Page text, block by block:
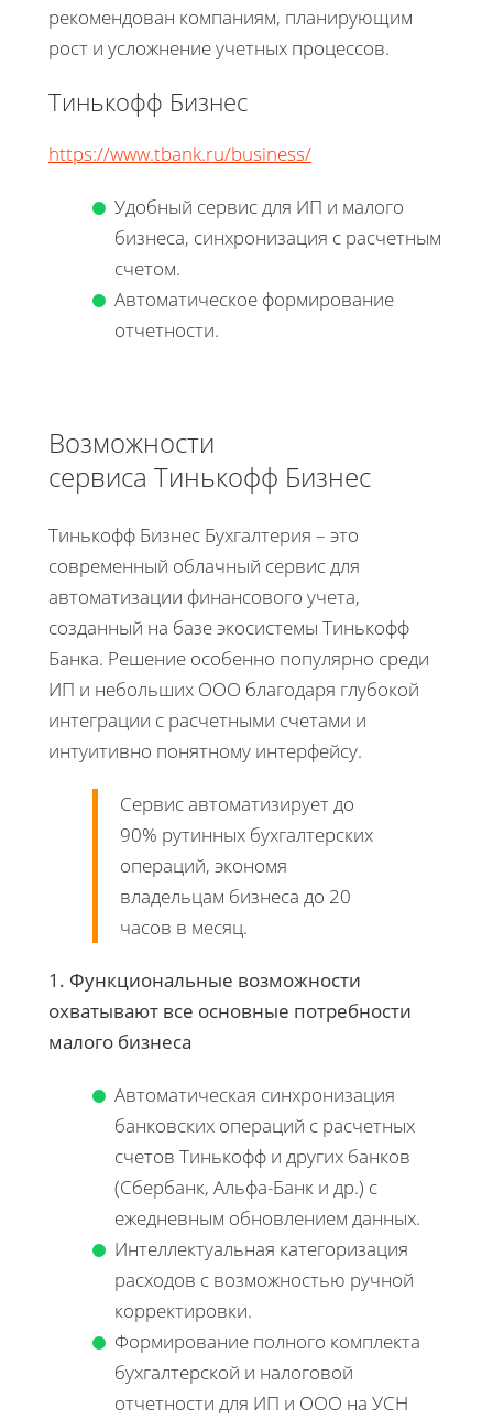
рекомендован компаниям, планирующим
рост и усложнение учетных процессов.
Тинькофф Бизнес
https://www.tbank.ru/business/
Удобный сервис для ИП и малого
бизнеса, синхронизация с расчетным
счетом.
Автоматическое формирование
отчетности.
Возможности
сервиса Тинькофф Бизнес
Тинькофф Бизнес Бухгалтерия – это
современный облачный сервис для
автоматизации финансового учета,
созданный на базе экосистемы Тинькофф
Банка. Решение особенно популярно среди
ИП и небольших ООО благодаря глубокой
интеграции с расчетными счетами и
интуитивно понятному интерфейсу.
Сервис автоматизирует до
90% рутинных бухгалтерских
операций, экономя
владельцам бизнеса до 20
часов в месяц.
1. Функциональные возможности
охватывают все основные потребности
малого бизнеса
Автоматическая синхронизация
банковских операций с расчетных
счетов Тинькофф и других банков
(Сбербанк, Альфа-Банк и др.) с
ежедневным обновлением данных.
Интеллектуальная категоризация
расходов с возможностью ручной
корректировки.
Формирование полного комплекта
бухгалтерской и налоговой
отчетности для ИП и ООО на УСН